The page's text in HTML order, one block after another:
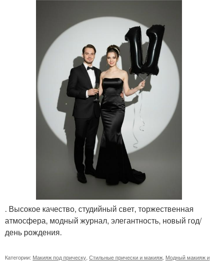
. Высокое качество, студийный свет, торжественная
атмосфера, модный журнал, элегантность, новый год/
день рождения.
Категории: Макияж под прическу, Стильные прически и макияж, Модный макияж и